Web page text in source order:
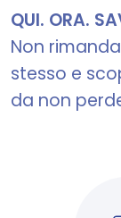
QUI. ORA.
Non
stesso e
da non